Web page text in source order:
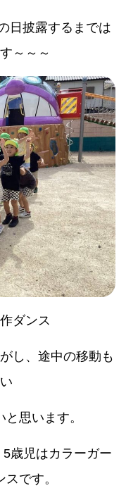
日披露するまでは
～～～
ダンス
し、途中の移動も
思います。
歳児はカラーガー
です。